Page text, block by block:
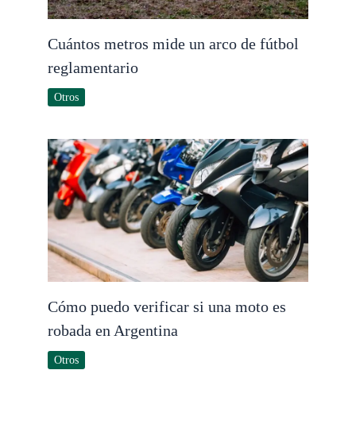
Cuántos metros mide un arco de fútbol
reglamentario
Otros
Cómo puedo verificar si una moto es
robada en Argentina
Otros